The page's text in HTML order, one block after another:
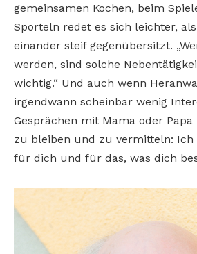
gemeinsamen Kochen, beim
Sporteln redet es sich leichter,
einander steif gegenübersitzt.
werden, sind solche
wichtig.“ Und auch wenn
irgendwann scheinbar wenig
Gesprächen mit Mama oder
zu bleiben und zu vermitteln: Ich
für dich und für das, was dich